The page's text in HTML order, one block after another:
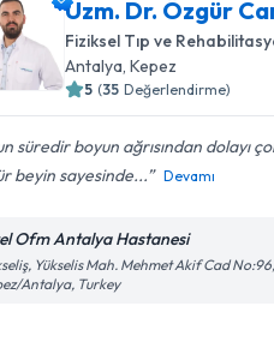
Uzm. Dr. Özgür
Fiziksel Tıp ve
Antalya, Kepez
5 (35 Değerlendirme)
süredir boyun ağrısından dolayı
beyin sayesinde...
Devamı
Ofm Antalya Hastanesi
Yükselis Mah. Mehmet Akif Cad
Antalya, Turkey